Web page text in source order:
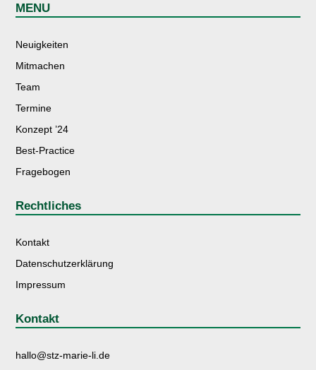
MENU
Neuigkeiten
Mitmachen
Team
Termine
Konzept ’24
Best-Practice
Fragebogen
Rechtliches
Kontakt
Datenschutzerklärung
Impressum
Kontakt
hallo@stz-marie-li.de